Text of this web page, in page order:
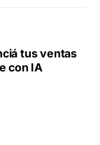
tus ventas
con IA